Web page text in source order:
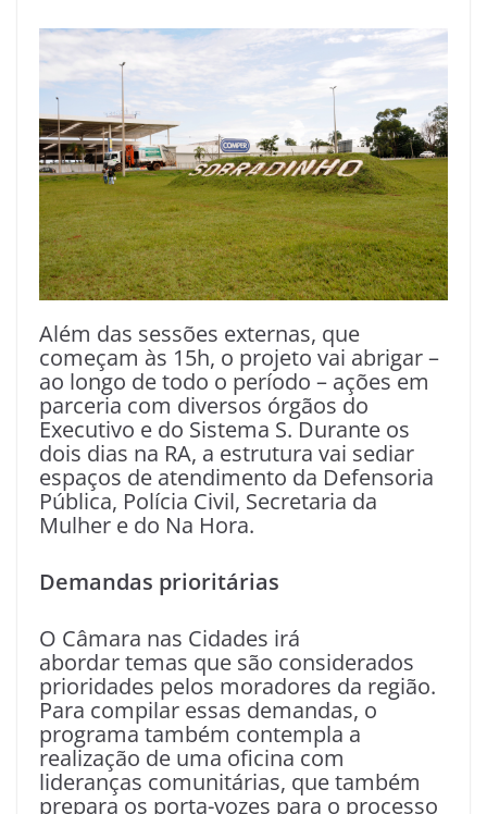
Além das sessões externas, que
começam às 15h, o projeto vai abrigar –
ao longo de todo o período – ações em
parceria com diversos órgãos do
Executivo e do Sistema S. Durante os
dois dias na RA, a estrutura vai sediar
espaços de atendimento da Defensoria
Pública, Polícia Civil, Secretaria da
Mulher e do Na Hora.
Demandas prioritárias
O Câmara nas Cidades irá
abordar temas que são considerados
prioridades pelos moradores da região.
Para compilar essas demandas, o
programa também contempla a
realização de uma oficina com
lideranças comunitárias, que também
prepara os porta-vozes para o processo